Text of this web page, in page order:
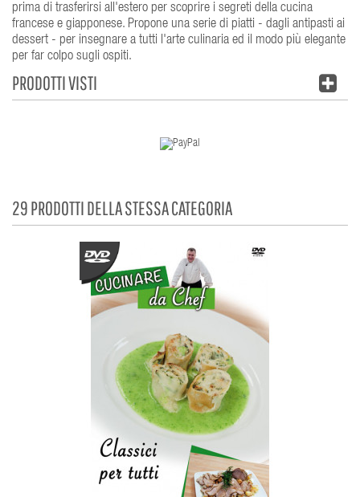
prima di trasferirsi all'estero per scoprire i segreti della cucina
francese e giapponese. Propone una serie di piatti - dagli antipasti ai
dessert - per insegnare a tutti l'arte culinaria ed il modo più elegante
per far colpo sugli ospiti.
PRODOTTI VISTI
29 PRODOTTI DELLA STESSA CATEGORIA